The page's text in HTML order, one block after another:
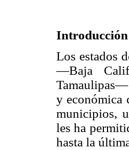
Introducción
Los estados
—Baja
Tamaulipas—
y económica
municipios,
les ha
hasta la